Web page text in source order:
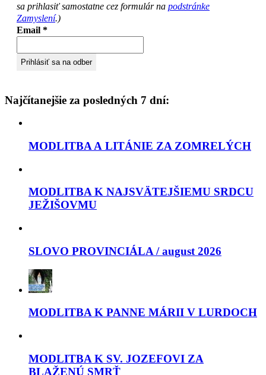
sa prihlasiť samostatne cez formulár na podstránke
Zamyslení.)
Email *
Najčítanejšie za posledných 7 dní:
MODLITBA A LITÁNIE ZA ZOMRELÝCH
MODLITBA K NAJSVÄTEJŠIEMU SRDCU
JEŽIŠOVMU
SLOVO PROVINCIÁLA / august 2026
MODLITBA K PANNE MÁRII V LURDOCH
MODLITBA K SV. JOZEFOVI ZA
BLAŽENÚ SMRŤ